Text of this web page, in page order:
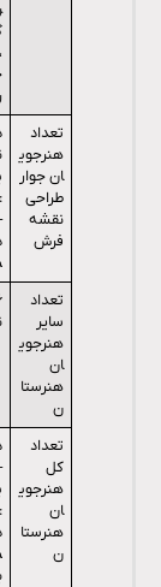
تعداد
هنرجوی
ان جوار
طراحی
نقشه
فرش
نفر –
:
–
تعداد
هنرجوی
هنرستا
۲۳۶
تعداد
هنرجوی
هنرستا
: ۱۰ –